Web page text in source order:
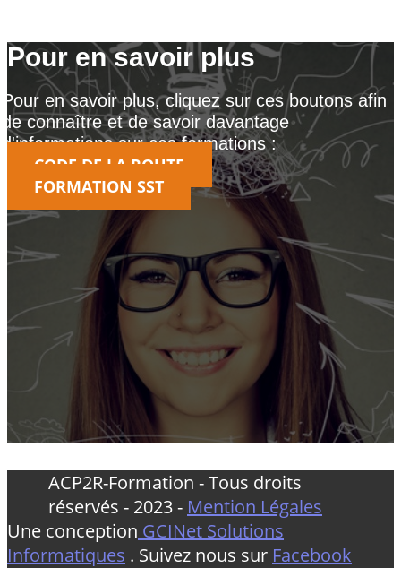
Pour en savoir plus
Pour en savoir plus, cliquez sur ces boutons afin
de connaître et de savoir davantage
d'informations sur ces formations :
CODE DE LA ROUTE
FORMATION SST
ACP2R-Formation - Tous droits
réservés - 2023 - Mention Légales
Une conception GCINet Solutions
Informatiques . Suivez nous sur Facebook